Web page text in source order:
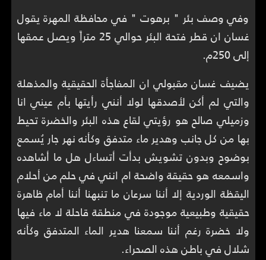
وفي وصف بئر " برهوت " في محافظة المهرة يقول
غسان ان قطر فتحة البئر حوالي 25 متراً ويصل عمقها
إلى 250م.
يضيف غسان مقبولي ان المفاجأة الحقيقية والمذهلة
والتي لم أكن لأصدقها لولا أنني رأيتها بأم عيني انا
وزميلي صالح هو رؤيتي لقاع هذه البئر والخضرة تحيط
بها من كل جانب وهدير ماء متدفق وكأنه نهر جار يُسمع
بوضوح وبدون تشويش بدأت أتساءل هل ما أشاهده
واسمعه هو حقيقة واضحة ام انني في حلم من أحلام
اليقظة الوردية إلا أننا سرعان ما تنبهنا أننا أمام ظاهرة
حقيقية وطبيعية موجودة في منطقة قاحلة لا ماء فيها
ولا خضرة رغم أننا سمعنا هدير الماء المتدفق وكأنه
شلال في باطن هذه الصحراء.